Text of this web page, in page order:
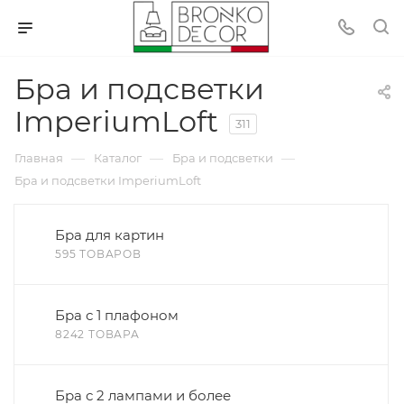
Бра и подсветки
ImperiumLoft
311
Главная — Каталог — Бра и подсветки —
Бра и подсветки ImperiumLoft
Бра для картин
595 ТОВАРОВ
Бра с 1 плафоном
8242 ТОВАРА
Бра с 2 лампами и более